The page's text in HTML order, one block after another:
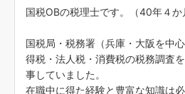
国税OBの税理士です。（40年４か
国税局・税務署（兵庫・大阪を中
得税・法人税・消費税の税務調査
事していました。
在職中に得た経験と豊富な知識は